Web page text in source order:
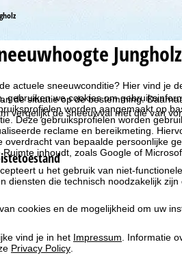
gebruiken we cookies om
worden aangemaakt op
Deze gebruiksprofielen worden
reclame en bereikmeting.
overdracht van bepaalde persoonlijke
inhoudt, zoals Google of
u het gebruik van niet-
diensten die technisch noodzakelijk
cookies en de mogelijkheid om uw
vind je in het Impressum . Informatie
Privacy Policy
Jungholz
actuele sneeuwconditie? Hier vind je
de situatie op de bestemming.
vergelijkt de sneeuwval met die van